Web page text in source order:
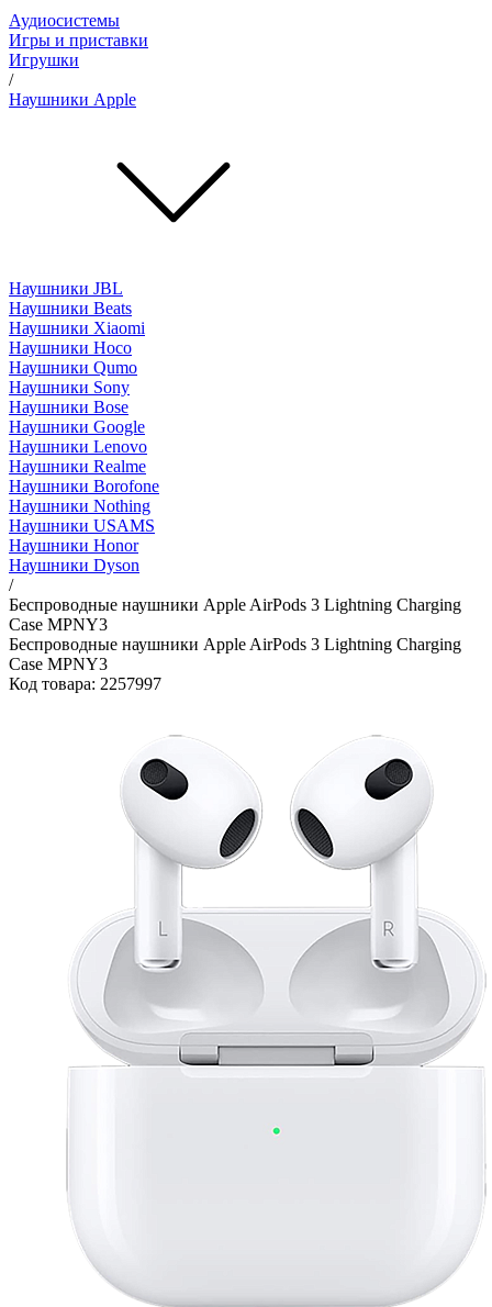
Аудиосистемы
Игры и приставки
Игрушки
/
Наушники Apple
Наушники JBL
Наушники Beats
Наушники Xiaomi
Наушники Hoco
Наушники Qumo
Наушники Sony
Наушники Bose
Наушники Google
Наушники Lenovo
Наушники Realme
Наушники Borofone
Наушники Nothing
Наушники USAMS
Наушники Honor
Наушники Dyson
/
Беспроводные наушники Apple AirPods 3 Lightning Charging
Case MPNY3
Беспроводные наушники Apple AirPods 3 Lightning Charging
Case MPNY3
Код товара: 2257997